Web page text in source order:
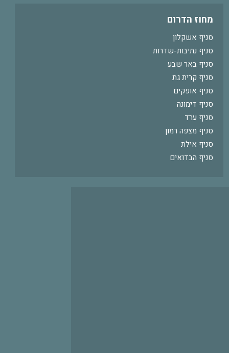
מחוז הדרום
סניף אשקלון
סניף נתיבות-שדרות
סניף באר שבע
סניף קרית גת
סניף אופקים
סניף דימונה
סניף ערד
סניף מצפה רמון
סניף אילת
סניף הבדואים